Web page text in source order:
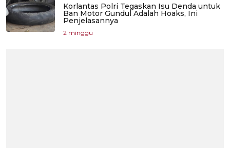
Korlantas Polri Tegaskan Isu Denda untuk
Ban Motor Gundul Adalah Hoaks, Ini
Penjelasannya
2 minggu